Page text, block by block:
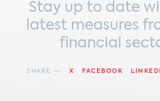
Stay up to date
latest measures
financial
SHARE X FACEBOOK